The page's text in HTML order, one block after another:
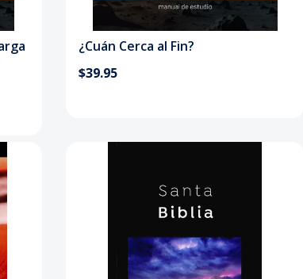
¿Cuán Cerca al Fin?
$39.95